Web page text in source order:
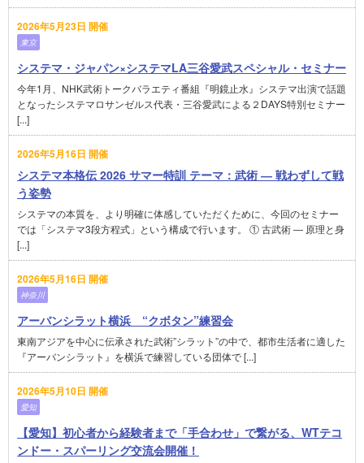
2026年5月23日 開催
東京
システマ・ジャパン×システマLA三谷愛武スペシャル・セミナー
今年1月、NHK武術トークバラエティ番組『明鏡止水』システマ出演で話題
となったシステマロサンゼルス代表・三谷愛武による２DAYS特別セミナー
[...]
2026年5月16日 開催
システマ本格伝 2026 サマー特訓 テーマ：武術 ― 戦わずして戦
う姿勢
システマの本質を、より明確に体感していただくために、今回のセミナー
では「システマ3段方程式」という構成で行います。 ① 古武術 ― 原理と身
[...]
2026年5月16日 開催
神奈川
アーバンシラット横浜 “クボタン”練習会
東南アジアを中心に伝承された武術”シラット”の中で、都市生活者に適した
『アーバンシラット』を横浜で練習している団体で [...]
2026年5月10日 開催
愛知
【愛知】初心者から経験者まで「手合わせ」で繋がる、WTテコ
ンドー・スパーリング交流会開催！